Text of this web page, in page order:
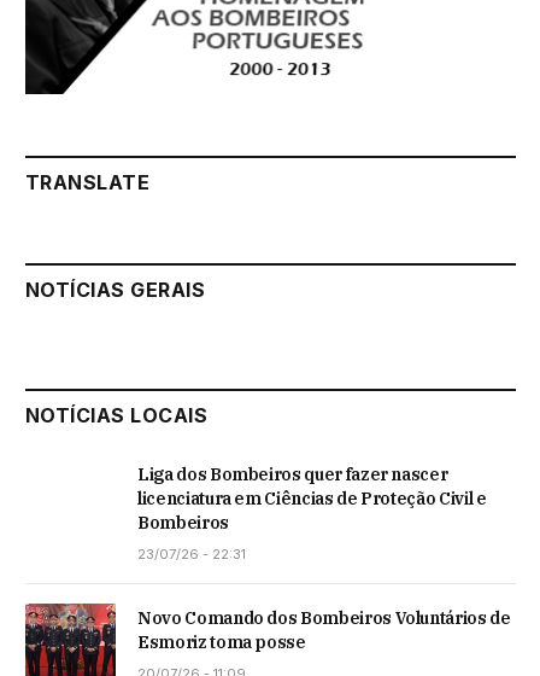
TRANSLATE
NOTÍCIAS GERAIS
NOTÍCIAS LOCAIS
Liga dos Bombeiros quer fazer nascer
licenciatura em Ciências de Proteção Civil e
Bombeiros
23/07/26 - 22:31
Novo Comando dos Bombeiros Voluntários de
Esmoriz toma posse